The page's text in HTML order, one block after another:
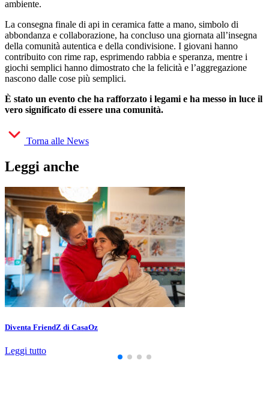
ambiente.
La consegna finale di api in ceramica fatte a mano, simbolo di
abbondanza e collaborazione, ha concluso una giornata all’insegna
della comunità autentica e della condivisione. I giovani hanno
contribuito con rime rap, esprimendo rabbia e speranza, mentre i
giochi semplici hanno dimostrato che la felicità e l’aggregazione
nascono dalle cose più semplici.
È stato un evento che ha rafforzato i legami e ha messo in luce il
vero significato di essere una comunità.
Torna alle News
Leggi anche
Diventa FriendZ di CasaOz
Leggi tutto